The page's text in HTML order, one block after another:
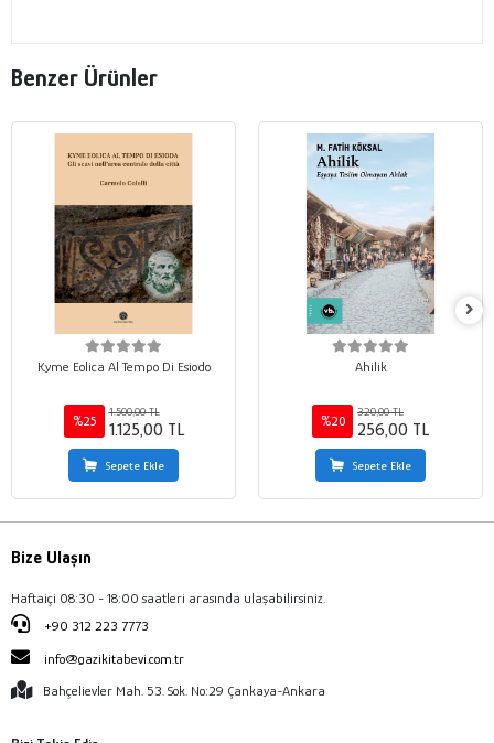
Benzer Ürünler
Kyme Eolica Al Tempo Di Esiodo
%25
1.500,00 TL
1.125,00 TL
Sepete Ekle
Ahilik
%20
320,00 TL
256,00 TL
Sepete Ekle
Bize Ulaşın
Haftaiçi 08:30 - 18:00 saatleri arasında ulaşabilirsiniz.
+90 312 223 7773
info@gazikitabevi.com.tr
Bahçelievler Mah. 53. Sok. No:29 Çankaya-Ankara